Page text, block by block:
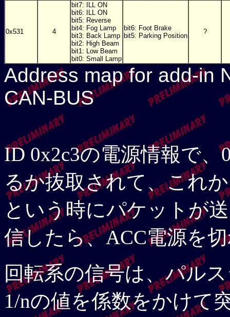
0x531 4
bit7: ILL ON
bit6: ILL ON
bit5: Reverse
bit4: Fog Lamp
bit3: Back Lamp
bit2: High Beam
bit1: Low Beam
bit0: Small Lamp
bit6: Foot Brake
bit5: Parking Position
?
Address map for add-in
CAN-BUS
ID 0x2c3の電源情報で、
るか抜取されて、これ
という時にパケットが
信したら、ACC電源を
回転系の信号は、パル
1/nの値を係数をかけて